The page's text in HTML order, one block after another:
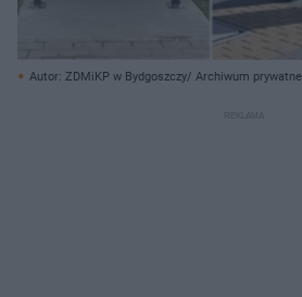
Autor: ZDMiKP w Bydgoszczy/ Archiwum prywatne